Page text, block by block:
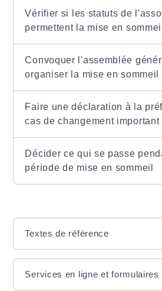
Vérifier si les statuts de
permettent la mise en sommeil
Convoquer l'assemblée
organiser la mise en sommeil
Faire une déclaration à la
cas de changement important
Décider ce qui se passe
période de mise en sommeil
Textes de référence
Services en ligne et formulaires